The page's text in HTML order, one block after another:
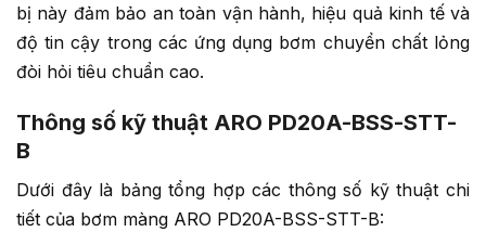
bị này đảm bảo an toàn vận hành, hiệu quả kinh tế và
độ tin cậy trong các ứng dụng bơm chuyển chất lỏng
đòi hỏi tiêu chuẩn cao.
Thông số kỹ thuật ARO PD20A-BSS-STT-
B
Dưới đây là bảng tổng hợp các thông số kỹ thuật chi
tiết của bơm màng ARO PD20A-BSS-STT-B: